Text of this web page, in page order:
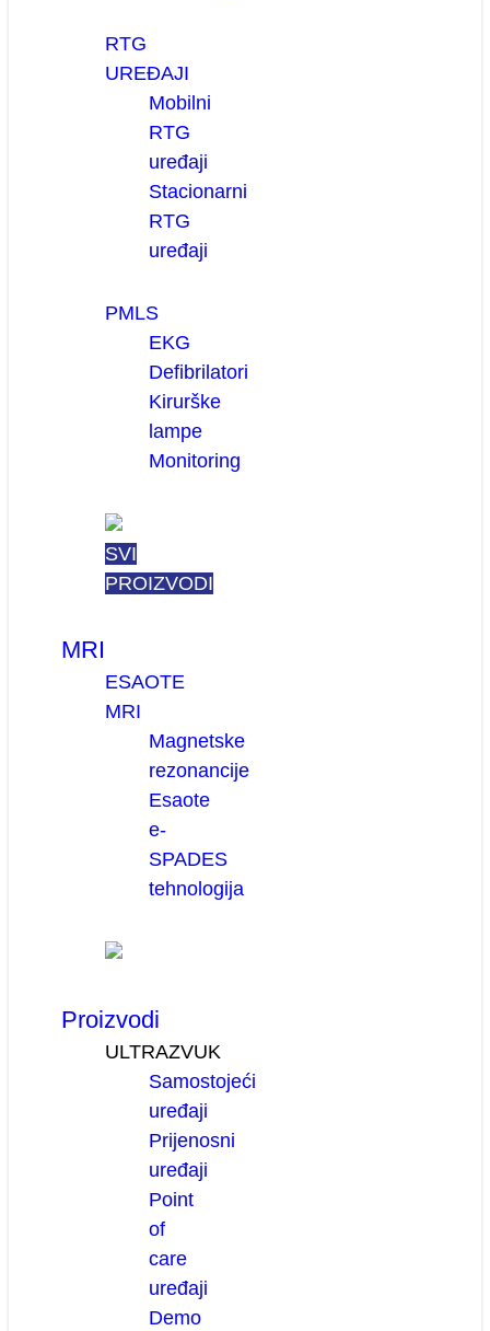
RTG
UREĐAJI
Mobilni
RTG
uređaji
Stacionarni
RTG
uređaji
PMLS
EKG
Defibrilatori
Kirurške
lampe
Monitoring
SVI
PROIZVODI
MRI
ESAOTE
MRI
Magnetske
rezonancije
Esaote
e-
SPADES
tehnologija
Proizvodi
ULTRAZVUK
Samostojeći
uređaji
Prijenosni
uređaji
Point
of
care
uređaji
Demo